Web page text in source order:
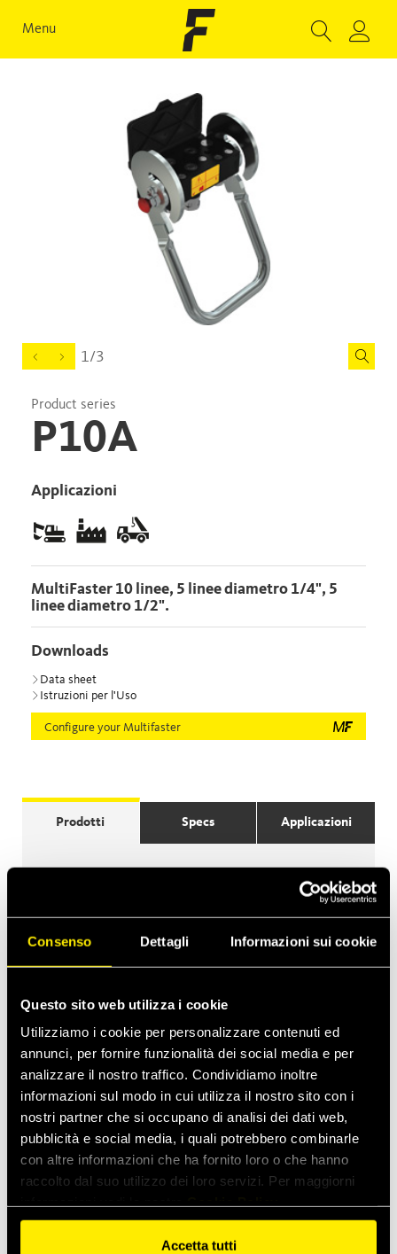
Consenso Dettagli Informazioni sui cookie
Questo sito web utilizza i cookie
Utilizziamo i cookie per personalizzare contenuti ed
annunci, per fornire funzionalità dei social media e per
analizzare il nostro traffico. Condividiamo inoltre
informazioni sul modo in cui utilizza il nostro sito con i
nostri partner che si occupano di analisi dei dati web,
pubblicità e social media, i quali potrebbero combinarle
con altre informazioni che ha fornito loro o che hanno
raccolto dal suo utilizzo dei loro servizi. Per maggiorni
Accetta tutti
Menu
1/3
Product series
P10A
Applicazioni
MultiFaster 10 linee, 5 linee diametro 1/4", 5
linee diametro 1/2".
Downloads
Data sheet
Istruzioni per l'Uso
Configure your Multifaster
Prodotti Specs Applicazioni